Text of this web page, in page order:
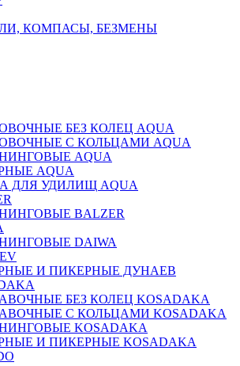
КОМПАСЫ, БЕЗМЕНЫ
БЕЗ КОЛЕЦ AQUA
С КОЛЬЦАМИ AQUA
AQUA
AQUA
ДЛЯ УДИЛИЩ AQUA
BALZER
DAIWA
И ПИКЕРНЫЕ ДУНАЕВ
БЕЗ КОЛЕЦ KOSADAKA
С КОЛЬЦАМИ KOSADAKA
KOSADAKA
И ПИКЕРНЫЕ KOSADAKA